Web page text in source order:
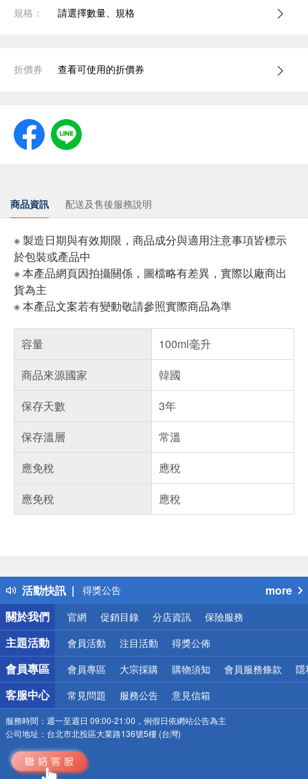
規格： 請選擇數量、規格
折價券 查看可使用的折價券
商品資訊 配送及售後服務說明
※ 製造日期與有效期限，商品成分與適用注意事項皆標示
於包裝或產品中
※ 本產品網頁因拍攝關係，圖檔略有差異，實際以廠商出
貨為主
※ 本產品文案若有變動敬請參照實際商品為準
容量
100ml毫升
商品來源國家
韓國
保存天數
3年
保存溫層
常溫
應免稅
應稅
應免稅
應稅
活動快訊
得獎公告
熱門話題
銀行優惠
偏遠地區配送
詐騙網頁！請小心！
more
關於我們
官網 促銷目錄 分店資訊 保險服務
主題活動 會員活動 注目活動 得獎公佈
會員專區 會員專區 大宗採購 購物須知 會員服務條款 隱
客服中心 常見問題 服務公告 意見信箱
服務時間： 週一至週日 09:00-21:00，例假日依網站公告為主
公司地址： 台北市北投區大業路136號5樓 (台灣)